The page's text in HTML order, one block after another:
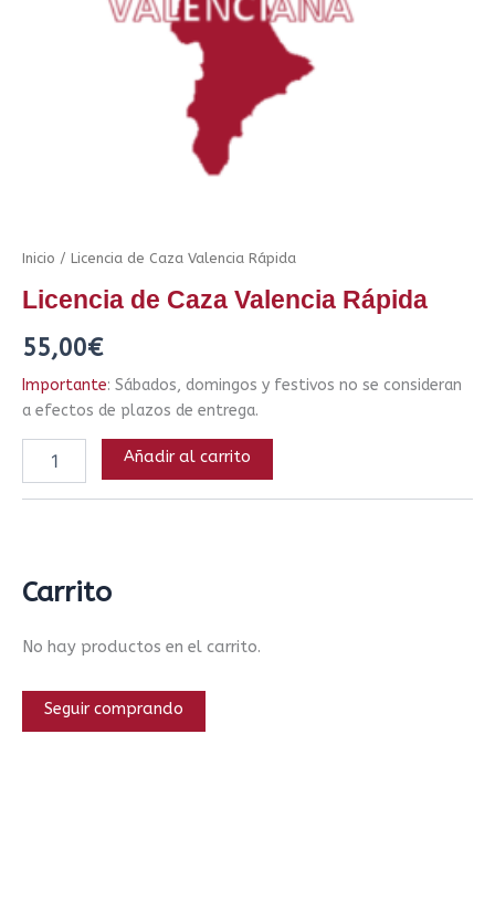
Inicio / Licencia de Caza Valencia Rápida
Licencia de Caza Valencia Rápida
55,00€
Importante: Sábados, domingos y festivos no se consideran
a efectos de plazos de entrega.
Añadir al carrito
Carrito
No hay productos en el carrito.
Seguir comprando